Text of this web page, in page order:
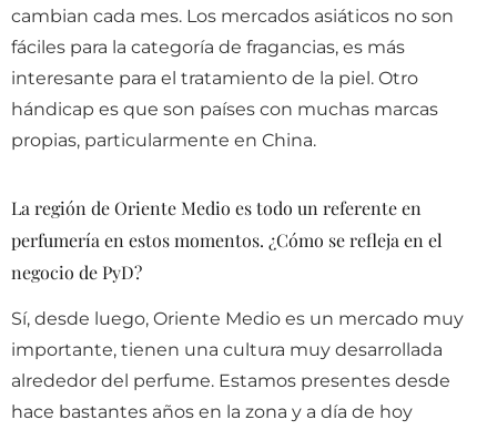
cambian cada mes. Los mercados asiáticos no son
fáciles para la categoría de fragancias, es más
interesante para el tratamiento de la piel. Otro
hándicap es que son países con muchas marcas
propias, particularmente en China.
La región de Oriente Medio es todo un referente en
perfumería en estos momentos. ¿Cómo se refleja en el
negocio de PyD?
Sí, desde luego, Oriente Medio es un mercado muy
importante, tienen una cultura muy desarrollada
alrededor del perfume. Estamos presentes desde
hace bastantes años en la zona y a día de hoy